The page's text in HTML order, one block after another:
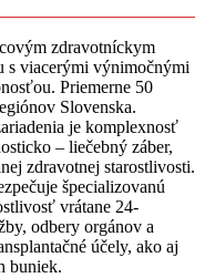
zdravotníckym
s viacerými výnimočnými
Priemerne 50
Slovenska.
je komplexnosť
– liečebný záber,
zdravotnej starostlivosti.
špecializovanú
vrátane 24-
odbery orgánov a
účely, ako aj
buniek.